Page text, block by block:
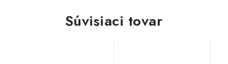
Súvisiaci tovar